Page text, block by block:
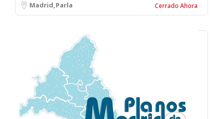
MadridParla Cerrado Ahora